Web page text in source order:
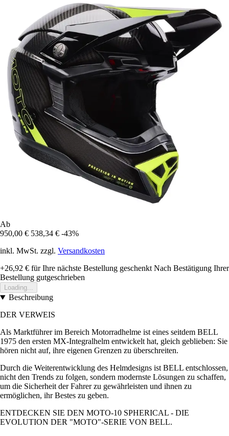
Ab
950,00 € 538,34 € -43%
inkl. MwSt. zzgl. Versandkosten
+26,92 € für Ihre nächste Bestellung geschenkt Nach Bestätigung Ihrer
Bestellung gutgeschrieben
Loading...
Beschreibung
DER VERWEIS
Als Marktführer im Bereich Motorradhelme ist eines seitdem BELL
1975 den ersten MX-Integralhelm entwickelt hat, gleich geblieben: Sie
hören nicht auf, ihre eigenen Grenzen zu überschreiten.
Durch die Weiterentwicklung des Helmdesigns ist BELL entschlossen,
nicht den Trends zu folgen, sondern modernste Lösungen zu schaffen,
um die Sicherheit der Fahrer zu gewährleisten und ihnen zu
ermöglichen, ihr Bestes zu geben.
ENTDECKEN SIE DEN MOTO-10 SPHERICAL - DIE
EVOLUTION DER "MOTO"-SERIE VON BELL.